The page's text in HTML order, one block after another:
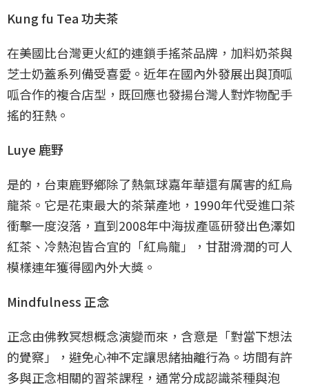
Kung fu Tea 功夫茶
在美國比台灣更火紅的連鎖手搖茶品牌，加料奶茶與
芝士奶蓋系列備受喜愛。近年在國內外發展出與頂呱
呱合作的複合店型，既回應也發揚台灣人對炸物配手
搖的狂熱。
Luye 鹿野
是的，台東鹿野鄉除了熱氣球嘉年華還有厲害的紅烏
龍茶。它是花東最大的茶葉產地，1990年代受進口茶
衝擊一度沒落，直到2008年中海拔產區研發出色澤如
紅茶、冷熱泡皆合宜的「紅烏龍」，甘甜滑潤的可人
模樣連年獲得國內外大獎。
Mindfulness 正念
正念由佛教冥想概念演變而來，含意是「對當下想法
的覺察」，避免心神不定讓思緒抽離行為。坊間有許
多與正念相關的習茶課程，通常分成認識茶種與泡